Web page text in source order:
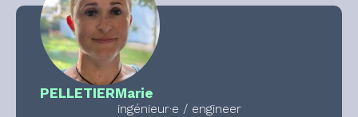
PELLETIERMarie
ingénieur·e / engineer